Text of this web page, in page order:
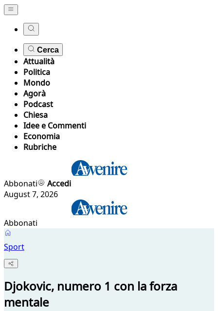
Cerca
Attualità
Politica
Mondo
Agorà
Podcast
Chiesa
Idee e Commenti
Economia
Rubriche
Abbonati
Accedi
August 7, 2026
Abbonati
Sport
Djokovic, numero 1 con la forza
mentale